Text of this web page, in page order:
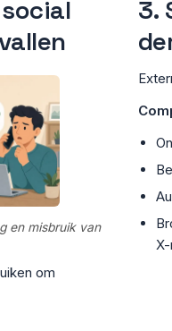
en misbruik van
om
3.